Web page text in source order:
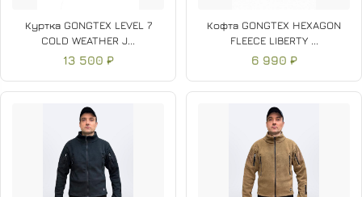
Куртка GONGTEX LEVEL 7
COLD WEATHER J...
13 500 ₽
Кофта GONGTEX HEXAGON
FLEECE LIBERTY ...
6 990 ₽